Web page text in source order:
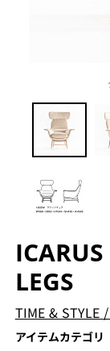
LEGS
TIME & STYLE /
アイテムカテゴリ